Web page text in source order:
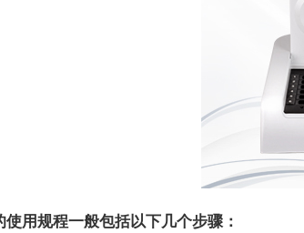
用规程一般包括以下几个步骤：